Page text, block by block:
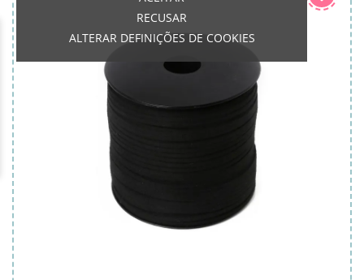
RECUSAR
ALTERAR DEFINIÇÕES DE COOKIES